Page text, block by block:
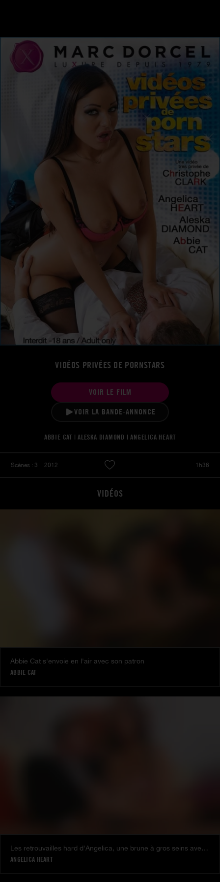
VIDÉOS PRIVÉES DE PORNSTARS
VOIR LE FILM
VOIR LA BANDE-ANNONCE
ABBIE CAT | ALESKA DIAMOND | ANGELICA HEART
Scènes : 3 2012 1h36
VIDÉOS
Abbie Cat s'envoie en l'air avec son patron
ABBIE CAT
Les retrouvailles hard d'Angelica, une brune à gros seins avec son mec
ANGELICA HEART